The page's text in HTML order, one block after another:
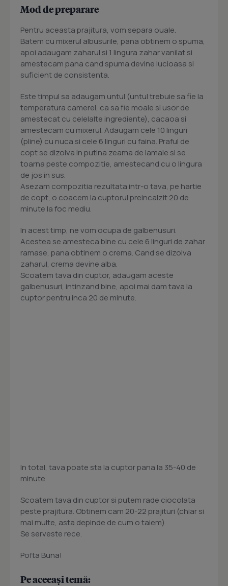
Mod de preparare
Pentru aceasta prajitura, vom separa ouale.
Batem cu mixerul albusurile, pana obtinem o spuma,
apoi adaugam zaharul si 1 lingura zahar vanilat si
amestecam pana cand spuma devine lucioasa si
suficient de consistenta.
Este timpul sa adaugam untul (untul trebuie sa fie la
temperatura camerei, ca sa fie moale si usor de
amestecat cu celelalte ingrediente), cacaoa si
amestecam cu mixerul. Adaugam cele 10 linguri
(pline) cu nuca si cele 6 linguri cu faina. Praful de
copt se dizolva in putina zeama de lamaie si se
toarna peste compozitie, amestecand cu o lingura
de jos in sus.
Asezam compozitia rezultata intr-o tava, pe hartie
de copt, o coacem la cuptorul preincalzit 20 de
minute la foc mediu.
In acest timp, ne vom ocupa de galbenusuri.
Acestea se amesteca bine cu cele 6 linguri de zahar
ramase, pana obtinem o crema. Cand se dizolva
zaharul, crema devine alba.
Scoatem tava din cuptor, adaugam aceste
galbenusuri, intinzand bine, apoi mai dam tava la
cuptor pentru inca 20 de minute.
In total, tava poate sta la cuptor pana la 35-40 de
minute.
Scoatem tava din cuptor si putem rade ciocolata
peste prajitura. Obtinem cam 20-22 prajituri (chiar si
mai multe, asta depinde de cum o taiem)
Se serveste rece.
Pofta Buna!
Pe aceeași temă: